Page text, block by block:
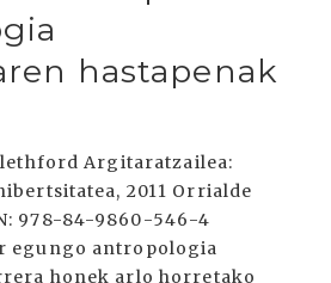
hastapenak
Argitaratzailea:
2011 Orrialde
978-84-9860-546-4
egungo antropologia
honek arlo horretako